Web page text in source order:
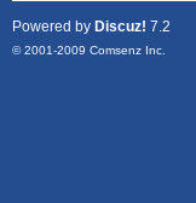
Powered by Discuz! 7.2
© 2001-2009 Comsenz Inc.